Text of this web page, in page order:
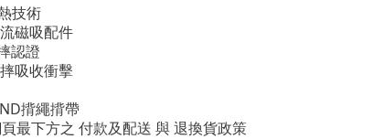
技術
磁吸配件
認證
吸收衝擊
揹繩揹帶
最下方之 付款及配送 與 退換貨政策